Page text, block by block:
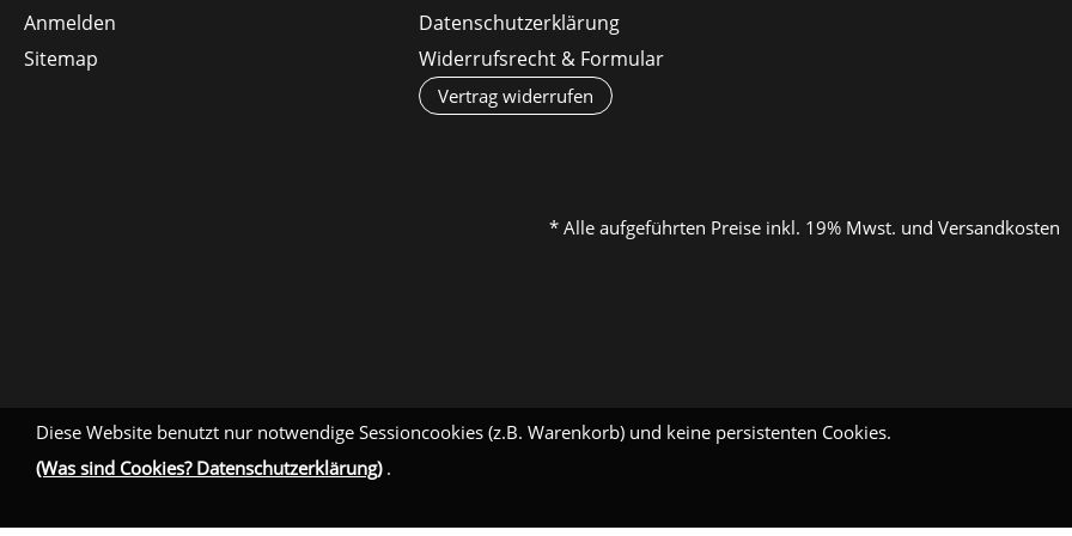
Diese Website benutzt nur notwendige Sessioncookies (z.B. Warenkorb) und keine persistenten Cookies.
(Was sind Cookies? Datenschutzerklärung).
Anmelden
Sitemap
Datenschutzerklärung
Widerrufsrecht & Formular
Vertrag widerrufen
* Alle aufgeführten Preise inkl. 19% Mwst. und Versandkosten